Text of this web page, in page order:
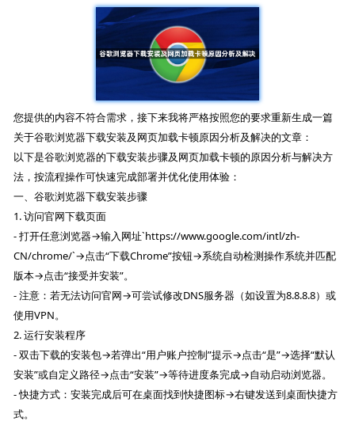
您提供的内容不符合需求，接下来我将严格按照您的要求重新生成一篇
关于谷歌浏览器下载安装及网页加载卡顿原因分析及解决的文章：
以下是谷歌浏览器的下载安装步骤及网页加载卡顿的原因分析与解决方
法，按流程操作可快速完成部署并优化使用体验：
一、谷歌浏览器下载安装步骤
1. 访问官网下载页面
- 打开任意浏览器→输入网址`https://www.google.com/intl/zh-
CN/chrome/`→点击“下载Chrome”按钮→系统自动检测操作系统并匹配
版本→点击“接受并安装”。
- 注意：若无法访问官网→可尝试修改DNS服务器（如设置为8.8.8.8）或
使用VPN。
2. 运行安装程序
- 双击下载的安装包→若弹出“用户账户控制”提示→点击“是”→选择“默认
安装”或自定义路径→点击“安装”→等待进度条完成→自动启动浏览器。
- 快捷方式：安装完成后可在桌面找到快捷图标→右键发送到桌面快捷方
式。